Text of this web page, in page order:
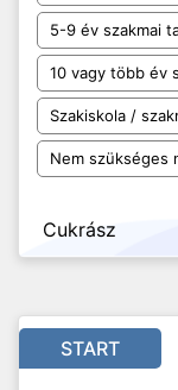
5-9 év szakmai
10 vagy több év
Szakiskola /
Nem szükséges
Cukrász
START